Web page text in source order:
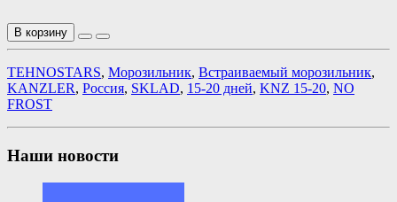
В корзину
TEHNOSTARS, Морозильник, Встраиваемый морозильник,
KANZLER, Россия, SKLAD, 15-20 дней, KNZ 15-20, NO
FROST
Наши новости